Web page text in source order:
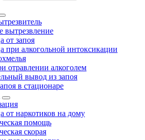
вытрезвление
от запоя
при алкогольной интоксикации
отравлении алкоголем
вывод из запоя
в стационаре
от наркотиков на дому
помощь
скорая